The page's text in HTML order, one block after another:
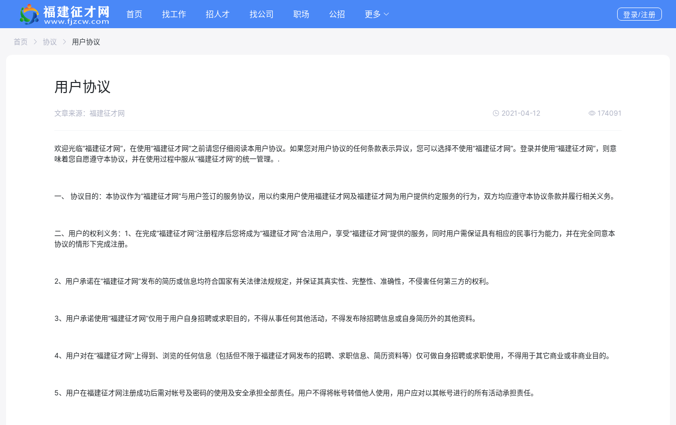
首页 找工作 招人才 找公司 职场 公招 更多 登录/注册
首页 协议 用户协议
用户协议
文章来源：福建征才网 2021-04-12 174091
欢迎光临“福建征才网”，在使用“福建征才网”之前请您仔细阅读本用户协议。如果您对用户协议的任何条款表示异议，您可以选择不使用“福建征才网”。登录并使用“福建征才网”，则意
味着您自愿遵守本协议，并在使用过程中服从“福建征才网”的统一管理。.
一、 协议目的：本协议作为“福建征才网”与用户签订的服务协议，用以约束用户使用福建征才网及福建征才网为用户提供约定服务的行为，双方均应遵守本协议条款并履行相关义务。
二、用户的权利义务：1、在完成“福建征才网”注册程序后您将成为“福建征才网”合法用户，享受“福建征才网”提供的服务，同时用户需保证具有相应的民事行为能力，并在完全同意本
协议的情形下完成注册。
2、用户承诺在“福建征才网”发布的简历或信息均符合国家有关法律法规规定，并保证其真实性、完整性、准确性，不侵害任何第三方的权利。
3、用户承诺使用“福建征才网”仅用于用户自身招聘或求职目的，不得从事任何其他活动，不得发布除招聘信息或自身简历外的其他资料。
4、用户对在“福建征才网”上得到、浏览的任何信息（包括但不限于福建征才网发布的招聘、求职信息、简历资料等）仅可做自身招聘或求职使用，不得用于其它商业或非商业目的。
5、用户在福建征才网注册成功后需对帐号及密码的使用及安全承担全部责任。用户不得将帐号转借他人使用，用户应对以其帐号进行的所有活动承担责任。